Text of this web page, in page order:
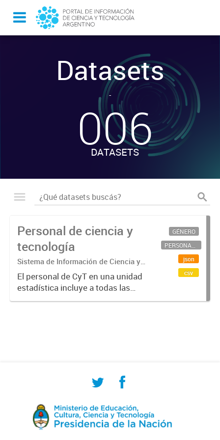
Datasets
-
006
DATASETS
Personal de ciencia y
tecnología
Sistema de Información de Ciencia y
Tecnología Argentino (SICYTAR)
El personal de CyT en una unidad
estadística incluye a todas las
personas involucradas
GÉNERO
PERSONAL CIENTÍFICO-TECNOLÓGICO
json
csv